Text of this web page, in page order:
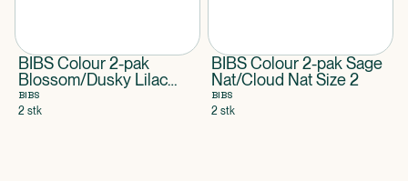
BIBS Colour 2-pak
Blossom/Dusky Lilac
Size 1
BIBS
2 stk
BIBS Colour 2-pak Sage
Nat/Cloud Nat Size 2
BIBS
2 stk